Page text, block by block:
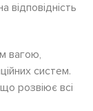
відповідність
вагою,
систем.
розвіює всі